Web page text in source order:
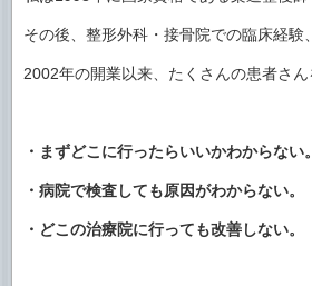
その後、整形外科・接骨院での臨床経験、
2002年の開業以来、たくさんの患者さん
・まずどこに行ったらいいかわからない。
・病院で検査しても原因がわからない。
・どこの治療院に行っても改善しない。